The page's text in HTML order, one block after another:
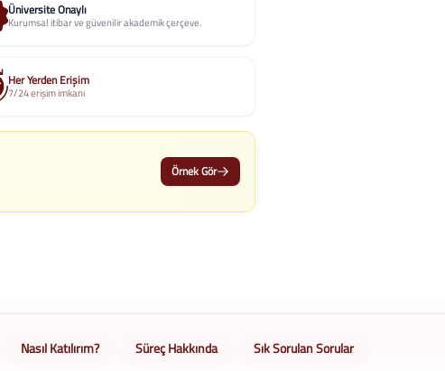
Üniversite Onaylı
Kurumsal itibar ve güvenilir akademik çerçeve.
Her Yerden Erişim
7/24 erişim imkanı
Örnek Gör
Nasıl Katılırım? Süreç Hakkında Sık Sorulan Sorular